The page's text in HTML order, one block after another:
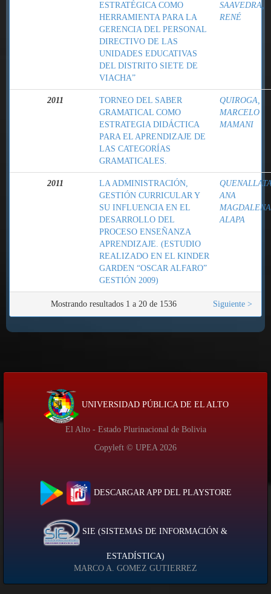
ESTRATÉGICA COMO
HERRAMIENTA PARA LA
GERENCIA DEL PERSONAL
DIRECTIVO DE LAS
UNIDADES EDUCATIVAS
DEL DISTRITO SIETE DE
VIACHA”
SAAVEDRA,
RENÉ
2011
TORNEO DEL SABER
GRAMATICAL COMO
ESTRATEGIA DIDÁCTICA
PARA EL APRENDIZAJE DE
LAS CATEGORÍAS
GRAMATICALES.
QUIROGA,
MARCELO
MAMANI
2011
LA ADMINISTRACIÓN,
GESTIÓN CURRICULAR Y
SU INFLUENCIA EN EL
DESARROLLO DEL
PROCESO ENSEÑANZA
APRENDIZAJE. (ESTUDIO
REALIZADO EN EL KINDER
GARDEN “OSCAR ALFARO”
GESTIÓN 2009)
ANA
MAGDALENA
ALAPA
Mostrando resultados 1 a 20 de 1536 Siguiente >
UNIVERSIDAD PÚBLICA DE EL ALTO
El Alto - Estado Plurinacional de Bolivia
Copyleft © UPEA 2026
DESCARGAR APP DEL PLAYSTORE
SIE (SISTEMAS DE INFORMACIÓN &
ESTADÍSTICA)
MARCO A. GOMEZ GUTIERREZ